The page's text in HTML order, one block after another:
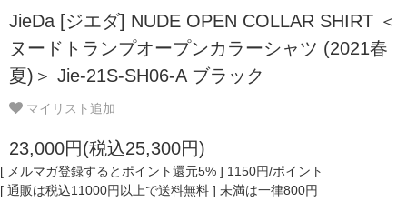
JieDa [ジエダ] NUDE OPEN COLLAR SHIRT ＜
ヌードトランプオープンカラーシャツ (2021春
夏)＞ Jie-21S-SH06-A ブラック
マイリスト追加
23,000円(税込25,300円)
[ メルマガ登録するとポイント還元5% ] 1150円/ポイント
[ 通販は税込11000円以上で送料無料 ] 未満は一律800円